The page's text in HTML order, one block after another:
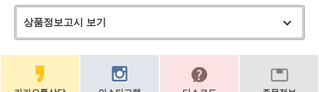
상품정보고시 보기